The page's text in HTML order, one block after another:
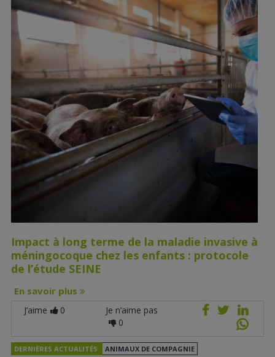
Impact à long terme de la maladie invasive à
méningocoque chez les enfants : protocole
de l’étude SEINE
En savoir plus
J’aime 0
Je n’aime pas
0
DERNIÈRES ACTUALITÉS ANIMAUX DE COMPAGNIE